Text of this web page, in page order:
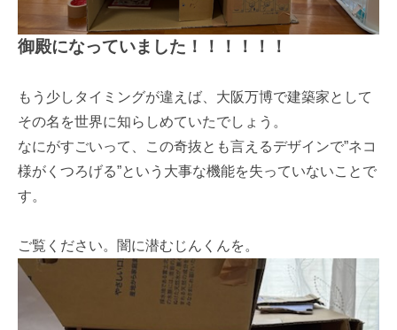
御殿になっていました！！！！！！
もう少しタイミングが違えば、大阪万博で建築家として
その名を世界に知らしめていたでしょう。
なにがすごいって、この奇抜とも言えるデザインで”ネコ
様がくつろげる”という大事な機能を失っていないことで
す。
ご覧ください。闇に潜むじんくんを。